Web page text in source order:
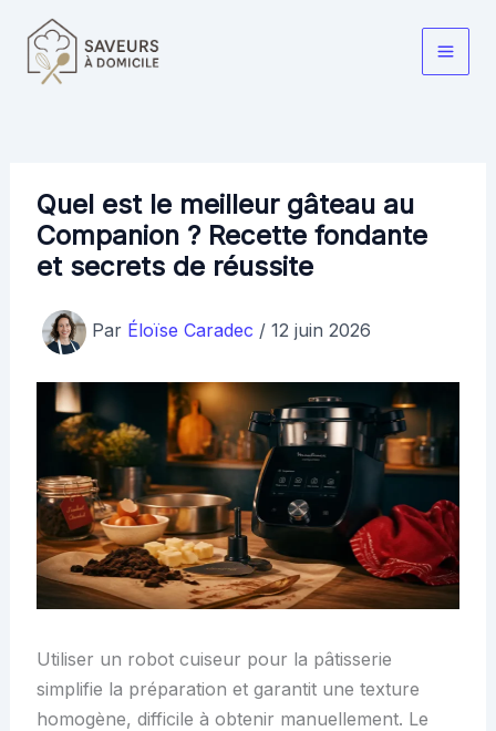
contenu
Main
Quel est le meilleur gâteau au
Companion ? Recette fondante
et secrets de réussite
Par Éloïse Caradec / 12 juin 2026
Utiliser un robot cuiseur pour la pâtisserie
simplifie la préparation et garantit une texture
homogène, difficile à obtenir manuellement. Le